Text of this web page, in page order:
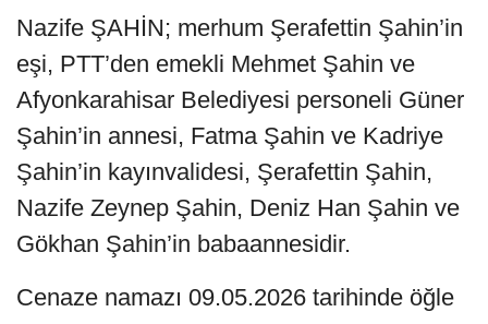
Nazife ŞAHİN; merhum Şerafettin Şahin’in
eşi, PTT’den emekli Mehmet Şahin ve
Afyonkarahisar Belediyesi personeli Güner
Şahin’in annesi, Fatma Şahin ve Kadriye
Şahin’in kayınvalidesi, Şerafettin Şahin,
Nazife Zeynep Şahin, Deniz Han Şahin ve
Gökhan Şahin’in babaannesidir.
Cenaze namazı 09.05.2026 tarihinde öğle